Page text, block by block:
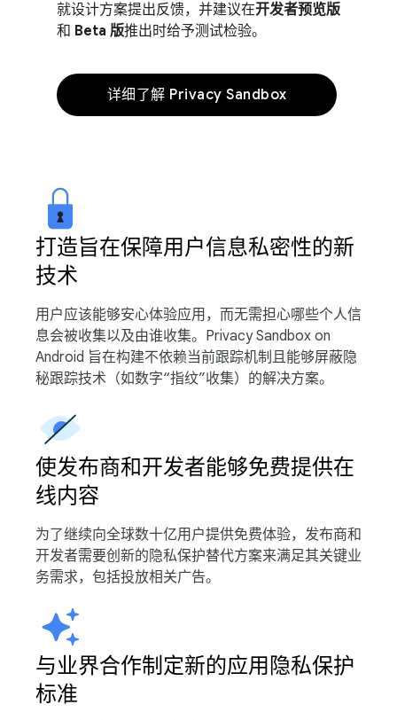
就设计方案提出反馈，并建议在开发者预览版
和 Beta 版推出时给予测试检验。
详细了解 Privacy Sandbox
打造旨在保障用户信息私密性的新
技术
用户应该能够安心体验应用，而无需担心哪些个人信
息会被收集以及由谁收集。Privacy Sandbox on
Android 旨在构建不依赖当前跟踪机制且能够屏蔽隐
秘跟踪技术（如数字“指纹”收集）的解决方案。
使发布商和开发者能够免费提供在
线内容
为了继续向全球数十亿用户提供免费体验，发布商和
开发者需要创新的隐私保护替代方案来满足其关键业
务需求，包括投放相关广告。
与业界合作制定新的应用隐私保护
标准